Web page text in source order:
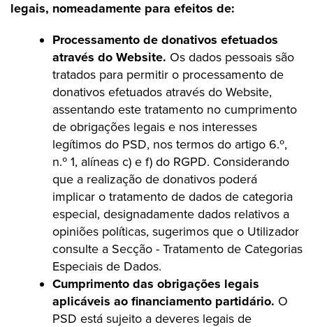
legais, nomeadamente para efeitos de:
Processamento de donativos efetuados
através do Website. Os dados pessoais são
tratados para permitir o processamento de
donativos efetuados através do Website,
assentando este tratamento no cumprimento
de obrigações legais e nos interesses
legítimos do PSD, nos termos do artigo 6.º,
n.º 1, alíneas c) e f) do RGPD. Considerando
que a realização de donativos poderá
implicar o tratamento de dados de categoria
especial, designadamente dados relativos a
opiniões políticas, sugerimos que o Utilizador
consulte a Secção - Tratamento de Categorias
Especiais de Dados.
Cumprimento das obrigações legais
aplicáveis ao financiamento partidário. O
PSD está sujeito a deveres legais de